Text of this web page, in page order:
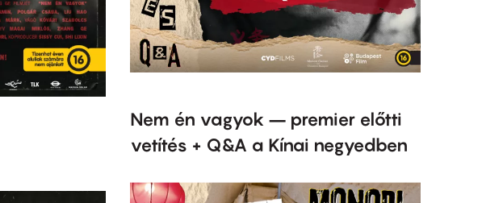
Nem én vagyok – premier előtti
vetítés + Q&A a Kínai negyedben